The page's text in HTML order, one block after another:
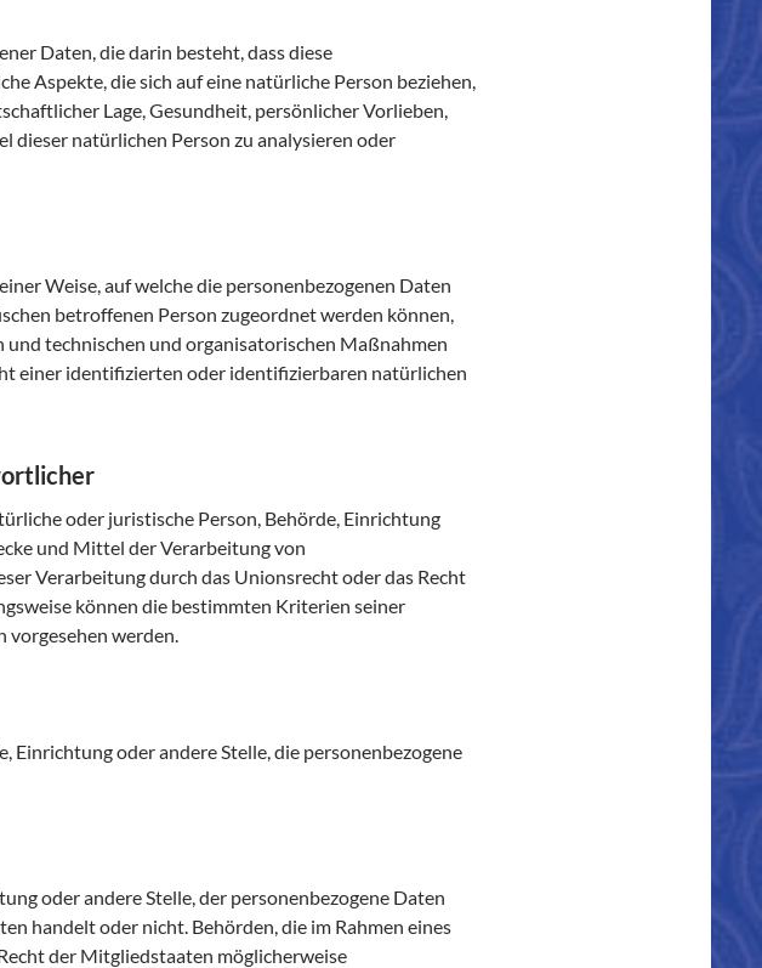
Daten, die darin besteht, dass diese
Aspekte, die sich auf eine natürliche Person beziehen,
Lage, Gesundheit, persönlicher Vorlieben,
dieser natürlichen Person zu analysieren oder
Weise, auf welche die personenbezogenen Daten
betroffenen Person zugeordnet werden können,
technischen und organisatorischen Maßnahmen
einer identifizierten oder identifizierbaren natürlichen
oder juristische Person, Behörde, Einrichtung
und Mittel der Verarbeitung von
Verarbeitung durch das Unionsrecht oder das Recht
können die bestimmten Kriterien seiner
vorgesehen werden.
oder andere Stelle, die personenbezogene
oder andere Stelle, der personenbezogene Daten
handelt oder nicht. Behörden, die im Rahmen eines
der Mitgliedstaaten möglicherweise